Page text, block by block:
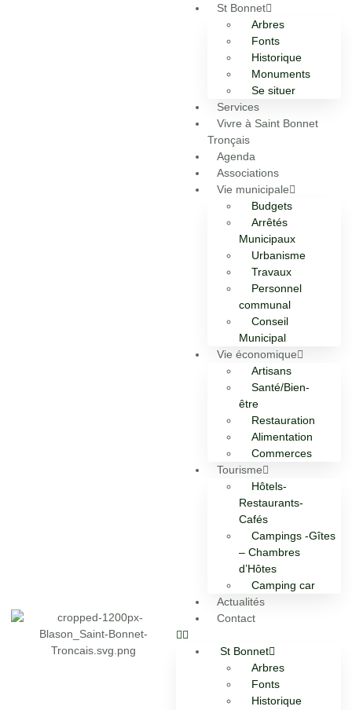
St Bonnet
Arbres
Fonts
Historique
Monuments
Se situer
Services
Vivre à Saint Bonnet
Tronçais
Agenda
Associations
Vie municipale
Budgets
Arrêtés
Municipaux
Urbanisme
Travaux
Personnel
communal
Conseil
Municipal
Vie économique
Artisans
Santé/Bien-
être
Restauration
Alimentation
Commerces
Tourisme
Hôtels-
Restaurants-
Cafés
Campings -Gîtes
– Chambres
d’Hôtes
Camping car
Actualités
Contact
St Bonnet
Arbres
Fonts
Historique